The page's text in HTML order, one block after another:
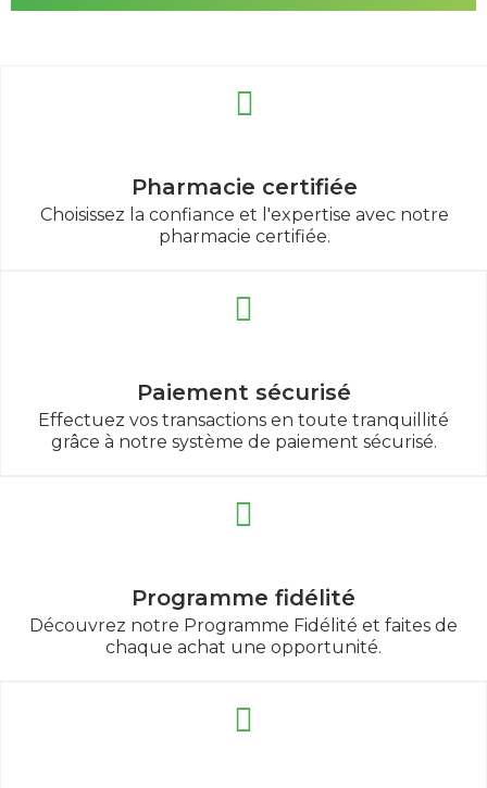
Pharmacie certifiée
Choisissez la confiance et l'expertise avec notre
pharmacie certifiée.
Paiement sécurisé
Effectuez vos transactions en toute tranquillité
grâce à notre système de paiement sécurisé.
Programme fidélité
Découvrez notre Programme Fidélité et faites de
chaque achat une opportunité.